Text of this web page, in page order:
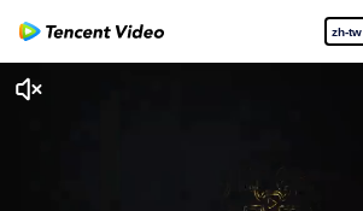
zh-tw